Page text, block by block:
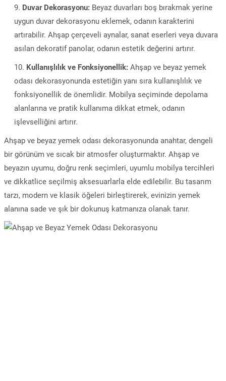
Duvar Dekorasyonu: Beyaz duvarları boş bırakmak yerine
uygun duvar dekorasyonu eklemek, odanın karakterini
artırabilir. Ahşap çerçeveli aynalar, sanat eserleri veya duvara
asılan dekoratif panolar, odanın estetik değerini artırır.
Kullanışlılık ve Fonksiyonellik: Ahşap ve beyaz yemek
odası dekorasyonunda estetiğin yanı sıra kullanışlılık ve
fonksiyonellik de önemlidir. Mobilya seçiminde depolama
alanlarına ve pratik kullanıma dikkat etmek, odanın
işlevselliğini artırır.
Ahşap ve beyaz yemek odası dekorasyonunda anahtar, dengeli
bir görünüm ve sıcak bir atmosfer oluşturmaktır. Ahşap ve
beyazın uyumu, doğru renk seçimleri, uyumlu mobilya tercihleri
ve dikkatlice seçilmiş aksesuarlarla elde edilebilir. Bu tasarım
tarzı, modern ve klasik öğeleri birleştirerek, evinizin yemek
alanına sade ve şık bir dokunuş katmanıza olanak tanır.